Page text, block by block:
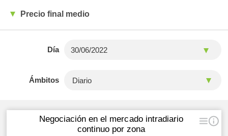
Precio final medio
Día
Ámbitos
Negociación en el mercado intradiario
continuo por zona